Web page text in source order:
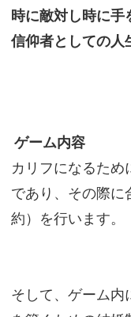
時に敵対し時に手
信仰者としての人
ゲーム内容
カリフになるため
であり、その際に
約）を行います。
そして、ゲーム内